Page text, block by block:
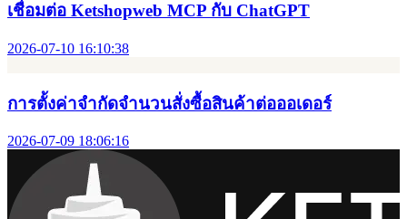
เชื่อมต่อ Ketshopweb MCP กับ ChatGPT
2026-07-10 16:10:38
การตั้งค่าจำกัดจำนวนสั่งซื้อสินค้าต่อออเดอร์
2026-07-09 18:06:16